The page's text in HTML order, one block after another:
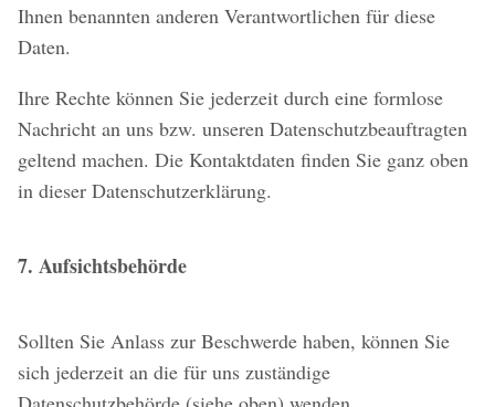
Ihnen benannten anderen Verantwortlichen für diese
Daten.
Ihre Rechte können Sie jederzeit durch eine formlose
Nachricht an uns bzw. unseren Datenschutzbeauftragten
geltend machen. Die Kontaktdaten finden Sie ganz oben
in dieser Datenschutzerklärung.
7. Aufsichtsbehörde
Sollten Sie Anlass zur Beschwerde haben, können Sie
sich jederzeit an die für uns zuständige